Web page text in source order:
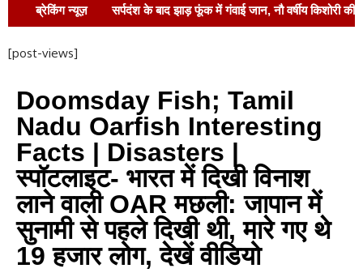
ब्रेकिंग न्यूज़ सर्पदंश के बाद झाड़ फूंक में गंवाई जान, नौ वर्षीय किशोरी की
ऊपर सरयू, कटान के मुहाने पर सेल्फी का जुनून; जरा सी चूक
और समा जाएंगे नदी में गरीब बच्चों के लिए शिक्षा
खोलती है सम्पन्नता का द्वार : नवीन कुमार पाठक !
88 साल का दर्द, अब मिलेगा न्याय! अल्हागंज चकबंदी को
लेकर सपा का बड़ा हमला, आयुक्त डॉ. हृषिकेश भास्कर यशोद ने
दिए तुरंत कार्रवाई के आदेश!
[post-views]
Doomsday Fish; Tamil
Nadu Oarfish Interesting
Facts | Disasters |
स्पॉटलाइट- भारत में दिखी विनाश
लाने वाली OAR मछली: जापान में
सुनामी से पहले दिखी थी, मारे गए थे
19 हजार लोग, देखें वीडियो